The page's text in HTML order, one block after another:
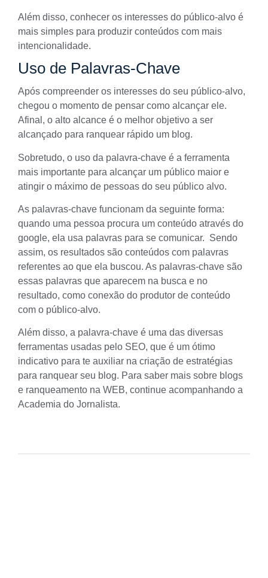
Além disso, conhecer os interesses do público-alvo é
mais simples para produzir conteúdos com mais
intencionalidade.
Uso de Palavras-Chave
Após compreender os interesses do seu público-alvo,
chegou o momento de pensar como alcançar ele.
Afinal, o alto alcance é o melhor objetivo a ser
alcançado para ranquear rápido um blog.
Sobretudo, o uso da palavra-chave é a ferramenta
mais importante para alcançar um público maior e
atingir o máximo de pessoas do seu público alvo.
As palavras-chave funcionam da seguinte forma:
quando uma pessoa procura um conteúdo através do
google, ela usa palavras para se comunicar. Sendo
assim, os resultados são conteúdos com palavras
referentes ao que ela buscou. As palavras-chave são
essas palavras que aparecem na busca e no
resultado, como conexão do produtor de conteúdo
com o público-alvo.
Além disso, a palavra-chave é uma das diversas
ferramentas usadas pelo SEO, que é um ótimo
indicativo para te auxiliar na criação de estratégias
para ranquear seu blog. Para saber mais sobre blogs
e ranqueamento na WEB, continue acompanhando a
Academia do Jornalista.